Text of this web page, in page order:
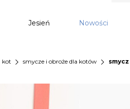
Jesień Nowości
kot chevron_right smycze i obroże dla kotów chevron_right